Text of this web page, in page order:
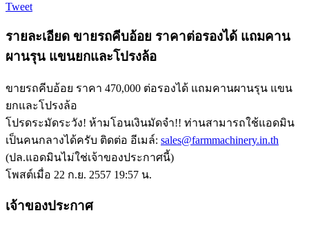
Tweet
รายละเอียด ขายรถคีบอ้อย ราคาต่อรองได้ แถมคาน
ผานรุน แขนยกและโปรงล้อ
ขายรถคีบอ้อย ราคา 470,000 ต่อรองได้ แถมคานผานรุน แขน
ยกและโปรงล้อ
โปรดระมัดระวัง! ห้ามโอนเงินมัดจำ!! ท่านสามารถใช้แอดมิน
เป็นคนกลางได้ครับ ติดต่อ อีเมล์: sales@farmmachinery.in.th
(ปล.แอดมินไม่ใช่เจ้าของประกาศนี้)
โพสต์เมื่อ 22 ก.ย. 2557 19:57 น.
เจ้าของประกาศ